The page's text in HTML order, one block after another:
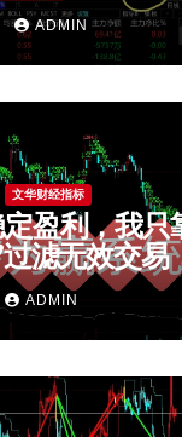
ADMIN
文华财经指标
盈利，我只
滤无效交易
标
ADMIN